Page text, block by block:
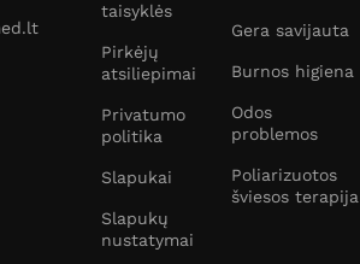
taisyklės
Pirkėjų
atsiliepimai
Privatumo
politika
Slapukai
Slapukų
nustatymai
Gera savijauta
Burnos higiena
Odos
problemos
Poliarizuotos
šviesos terapija